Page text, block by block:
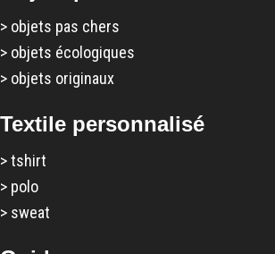
> objets pas chers
> objets écologiques
> objets originaux
Textile personnalisé
>tshirt
> polo
> sweat